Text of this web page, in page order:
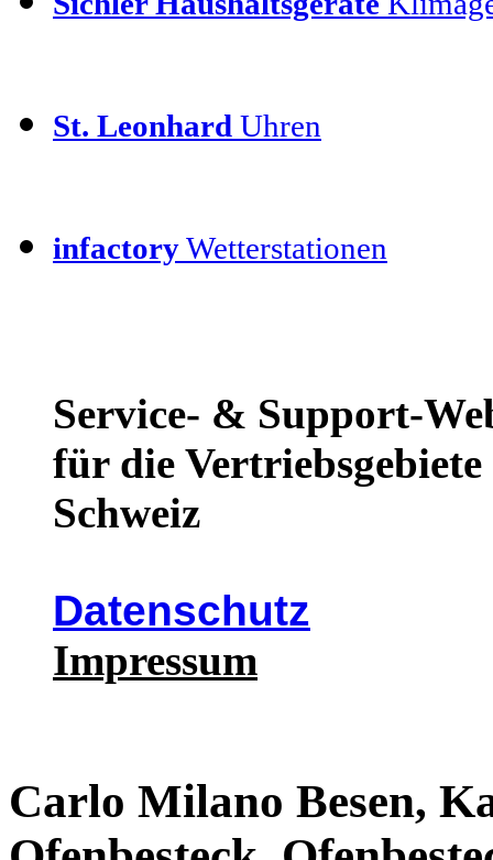
St. Leonhard Uhren
infactoryWetterstationen
Service- & Support-
für die
Schweiz
Datenschutz
Impressum
Carlo Milano Besen,